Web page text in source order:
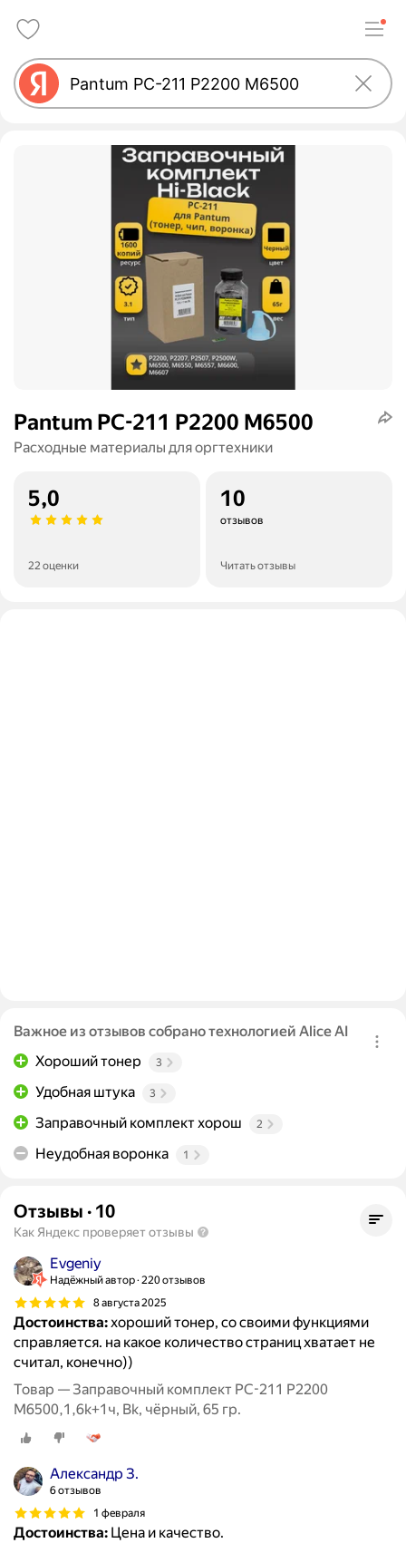
Pantum PC-211 P2200 M6500
Расходные материалы для оргтехники
5,0
22 оценки
10
отзывов
Читать отзывы
Важное из отзывов собрано технологией Alice AI
Хороший тонер
3
Удобная штука 3
Заправочный комплект хорош 2
Неудобная воронка 1
Отзывы · 10
Как Яндекс проверяет отзывы
Evgeniy
Надёжный автор 220 отзывов
8 августа 2025
Достоинства:хороший тонер, со своими функциями
справляется. на какое количество страниц хватает не
считал, конечно))
Товар — Заправочный комплект PC-211 P2200
M6500,1,6k+1ч, Bk, чёрный, 65 гр.
Александр З.
6 отзывов
1 февраля
Достоинства: Цена и качество.